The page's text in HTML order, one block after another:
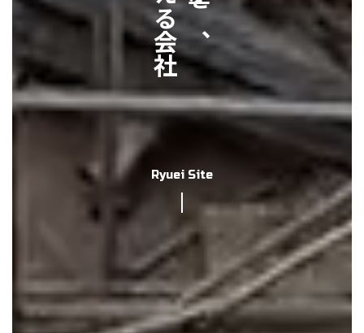
Ryuei Site